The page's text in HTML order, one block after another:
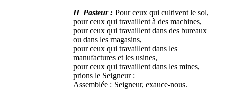
II Pasteur : Pour ceux qui cultivent le sol,
pour ceux qui travaillent à des machines,
pour ceux qui travaillent dans des bureaux
ou dans les magasins,
pour ceux qui travaillent dans les
manufactures et les usines,
pour ceux qui travaillent dans les mines,
prions le Seigneur :
Assemblée : Seigneur, exauce-nous.